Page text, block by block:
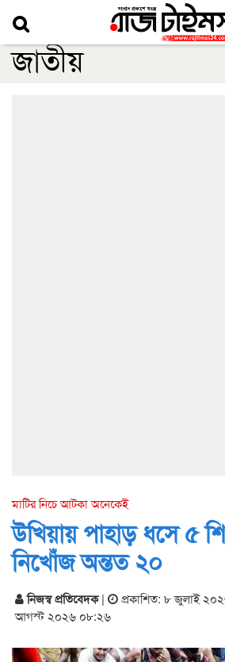
জাতীয়
মাটির নিচে আটকা অনেকেই
উখিয়ায় পাহাড় ধসে ৫
নিখোঁজ অন্তত ২০
নিজস্ব প্রতিবেদক| প্রকাশিত: ৮ জুলাই
আগস্ট ২০২৬ ০৮:২৬